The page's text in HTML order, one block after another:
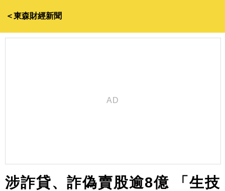
＜東森財經新聞
涉詐貸、詐偽賣股逾8億 「生技